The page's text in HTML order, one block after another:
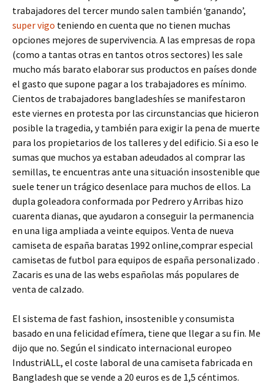
trabajadores del tercer mundo salen también ‘ganando’,
super vigo teniendo en cuenta que no tienen muchas
opciones mejores de supervivencia. A las empresas de ropa
(como a tantas otras en tantos otros sectores) les sale
mucho más barato elaborar sus productos en países donde
el gasto que supone pagar a los trabajadores es mínimo.
Cientos de trabajadores bangladeshíes se manifestaron
este viernes en protesta por las circunstancias que hicieron
posible la tragedia, y también para exigir la pena de muerte
para los propietarios de los talleres y del edificio. Si a eso le
sumas que muchos ya estaban adeudados al comprar las
semillas, te encuentras ante una situación insostenible que
suele tener un trágico desenlace para muchos de ellos. La
dupla goleadora conformada por Pedrero y Arribas hizo
cuarenta dianas, que ayudaron a conseguir la permanencia
en una liga ampliada a veinte equipos. Venta de nueva
camiseta de españa baratas 1992 online,comprar especial
camisetas de futbol para equipos de españa personalizado .
Zacaris es una de las webs españolas más populares de
venta de calzado.
El sistema de fast fashion, insostenible y consumista
basado en una felicidad efímera, tiene que llegar a su fin. Me
dijo que no. Según el sindicato internacional europeo
IndustriALL, el coste laboral de una camiseta fabricada en
Bangladesh que se vende a 20 euros es de 1,5 céntimos.